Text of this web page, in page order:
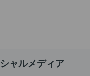
ャルメディア